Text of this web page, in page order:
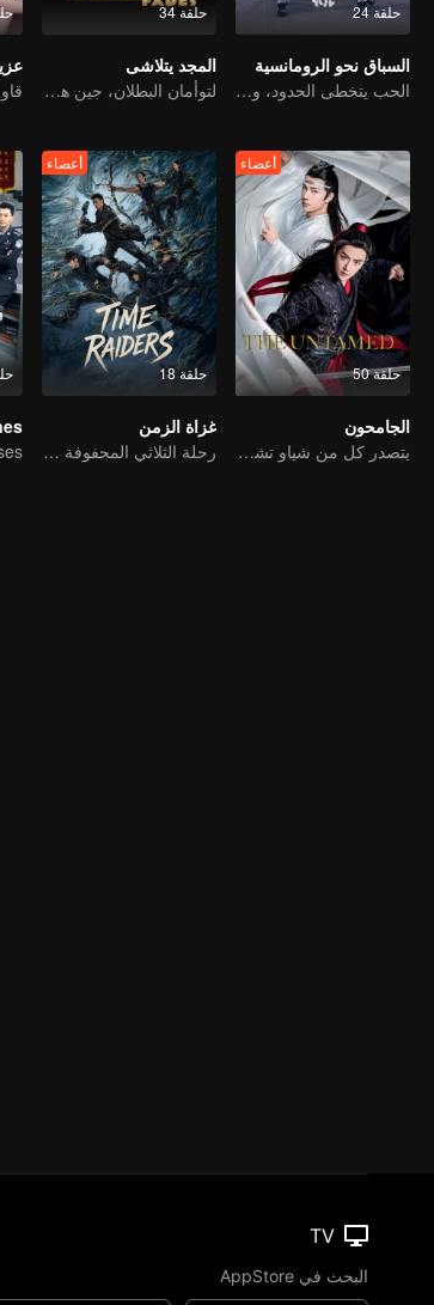
حلقة 24
السباق نحو الرومانسية
الحب يتخطى الحدود، والمجد متحد كشركاء
حلقة 34
المجد يتلاشى
لتوأمان البطلان، جين هان وتشو جونوي، يسيطران على المملكة
حلقة 50
أعضاء
الجامحون
يتصدر كل من شياو تشان ووانغ يي بو التشكيلة عالية القيمة
حلقة 18
أعضاء
غزاة الزمن
رحلة الثلاثي المحفوفة بالمخاطر
TV
البحث في AppStore